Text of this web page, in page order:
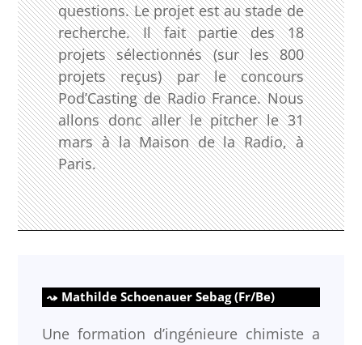
questions. Le projet est au stade de
recherche. Il fait partie des 18
projets sélectionnés (sur les 800
projets reçus) par le concours
Pod’Casting de Radio France. Nous
allons donc aller le pitcher le 31
mars à la Maison de la Radio, à
Paris.
Mathilde Schoenauer Sebag (Fr/Be)
Une formation d’ingénieure chimiste a